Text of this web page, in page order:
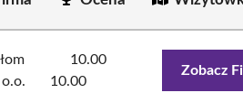
10.00
10.00
Zobacz